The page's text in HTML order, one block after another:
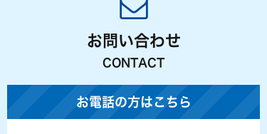
お問い合わせ
CONTACT
お電話の方はこちら